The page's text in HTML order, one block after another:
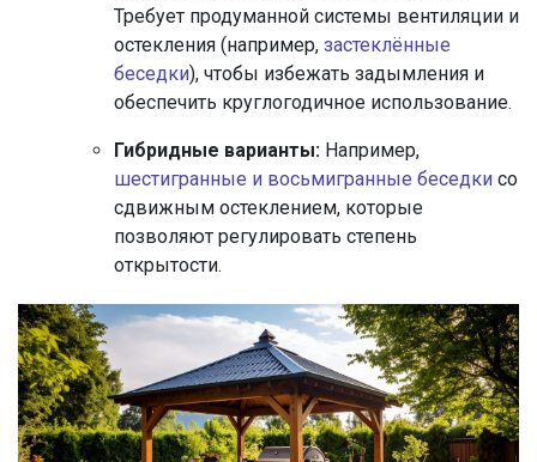
Требует продуманной системы вентиляции и
остекления (например, застеклённые
беседки), чтобы избежать задымления и
обеспечить круглогодичное использование.
Гибридные варианты: Например,
шестигранные и восьмигранные беседки со
сдвижным остеклением, которые
позволяют регулировать степень
открытости.